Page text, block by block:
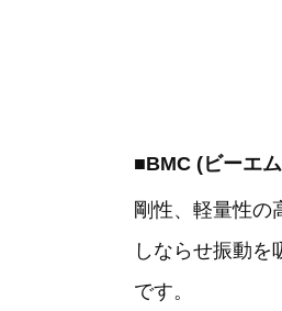
■BMC (ビーエ
剛性、軽量性の
しならせ振動
です。